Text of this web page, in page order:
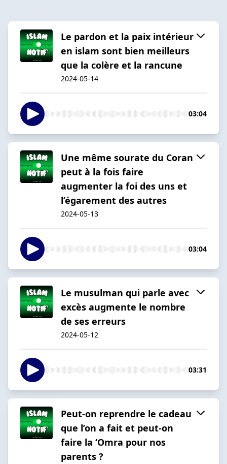
Le pardon et la paix intérieur
en islam sont bien meilleurs
que la colère et la rancune
2024-05-14
03:04
Une même sourate du Coran
peut à la fois faire
augmenter la foi des uns et
l’égarement des autres
2024-05-13
03:04
Le musulman qui parle avec
excès augmente le nombre
de ses erreurs
2024-05-12
03:31
Peut-on reprendre le cadeau
que l’on a fait et peut-on
faire la ‘Omra pour nos
parents ?